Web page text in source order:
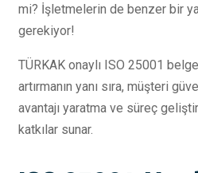
mi? İşletmelerin de benzer bir
gerekiyor!
TÜRKAK onaylı ISO 25001
artırmanın yanı sıra, müşteri
avantajı yaratma ve süreç
katkılar sunar.